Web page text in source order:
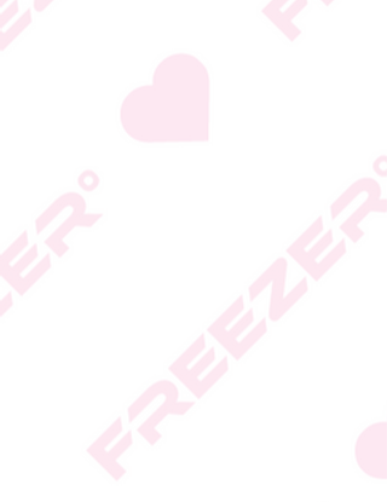
היצרן או גוף הכשרות;
המידע המעודכן מופיע על
* טעות סופר בתיאור המוצר
* ט.ל.ח.